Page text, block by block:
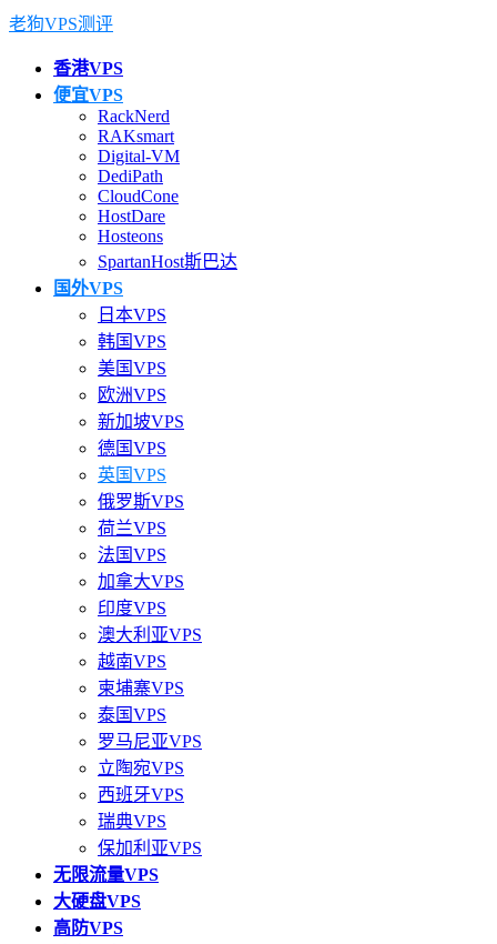
老狗VPS测评
香港VPS
便宜VPS
RackNerd
RAKsmart
Digital-VM
DediPath
CloudCone
HostDare
Hosteons
SpartanHost斯巴达
国外VPS
日本VPS
韩国VPS
美国VPS
欧洲VPS
新加坡VPS
德国VPS
英国VPS
俄罗斯VPS
荷兰VPS
法国VPS
加拿大VPS
印度VPS
澳大利亚VPS
越南VPS
柬埔寨VPS
泰国VPS
罗马尼亚VPS
立陶宛VPS
西班牙VPS
瑞典VPS
保加利亚VPS
无限流量VPS
大硬盘VPS
高防VPS